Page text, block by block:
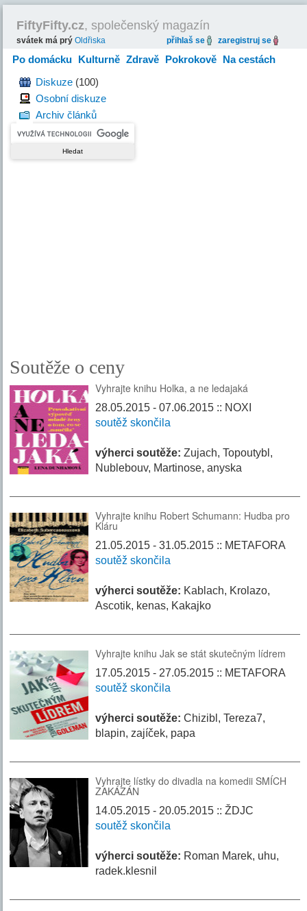
FiftyFifty.cz, společenský magazín
svátek má prýOldřiska přihlaš se zaregistruj se
Po domácku Kulturně Zdravě Pokrokově Na cestách
HravěDiskuze (100)
Osobní diskuze
Archiv článků
Soutěže o ceny
Vyhrajte knihu Holka, a ne ledajaká
28.05.2015 - 07.06.2015 :: NOXI
soutěž skončila
výherci soutěže: Zujach, Topoutybl,
Nublebouv, Martinose, anyska
Vyhrajte knihu Robert Schumann: Hudba pro
Kláru
21.05.2015 - 31.05.2015 :: METAFORA
soutěž skončila
výherci soutěže: Kablach, Krolazo,
Ascotik, kenas, Kakajko
Vyhrajte knihu Jak se stát skutečným lídrem
17.05.2015 - 27.05.2015 :: METAFORA
soutěž skončila
výherci soutěže: Chizibl, Tereza7,
blapin, zajíček, papa
Vyhrajte lístky do divadla na komedii SMÍCH
ZAKÁZÁN
14.05.2015 - 20.05.2015 :: ŽDJC
soutěž skončila
výherci soutěže: Roman Marek, uhu,
radek.klesnil